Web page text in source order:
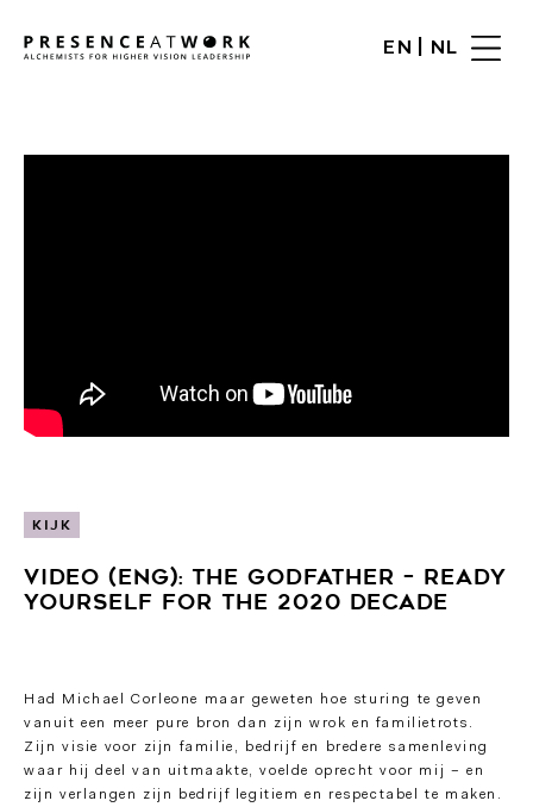
EN NL
KIJK
VIDEO (ENG): THE GODFATHER – READY
YOURSELF FOR THE 2020 DECADE
Had Michael Corleone maar geweten hoe sturing te geven
vanuit een meer pure bron dan zijn wrok en familietrots.
Zijn visie voor zijn familie, bedrijf en bredere samenleving
waar hij deel van uitmaakte, voelde oprecht voor mij – en
zijn verlangen zijn bedrijf legitiem en respectabel te maken.